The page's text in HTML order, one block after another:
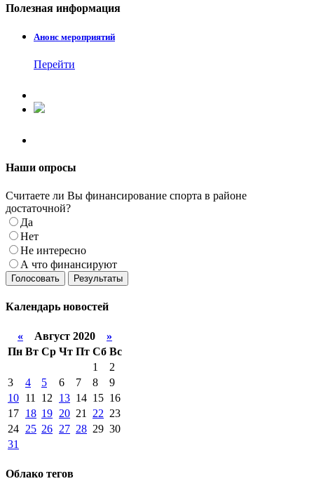
Полезная информация
Анонс мероприятий
Перейти
Наши опросы
Считаете ли Вы финансирование спорта в районе
достаточной?
Да
Нет
Не интересно
А что финансируют
Голосовать Результаты
Календарь новостей
« Август 2020 »
Пн Вт Ср Чт Пт Сб Вс
1
2
3
4 5 6 7 8
9
10 11 12 13 14 15 16
17 18 19 20 21 22 23
24 25 26 27 28 29 30
31
Облако тегов